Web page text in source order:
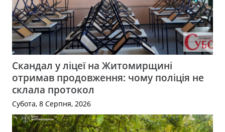
Скандал у ліцеї на Житомирщині
отримав продовження: чому поліція не
склала протокол
Субота, 8 Серпня, 2026